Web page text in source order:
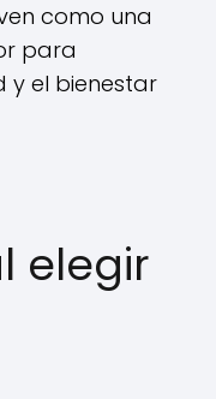
como una
para
el bienestar
elegir